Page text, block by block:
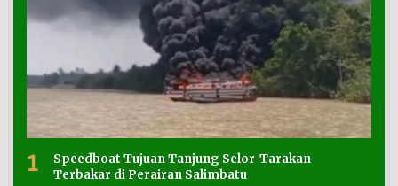
1
Speedboat Tujuan Tanjung Selor-Tarakan
Terbakar di Perairan Salimbatu